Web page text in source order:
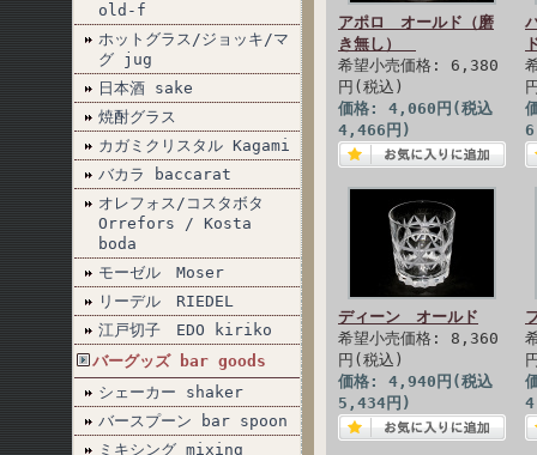
old-f
ホットグラス/ジョッキ/マ
グ jug
日本酒 sake
焼酎グラス
カガミクリスタル Kagami
バカラ baccarat
オレフォス/コスタボタ
Orrefors / Kosta
boda
モーゼル Moser
リーデル RIEDEL
江戸切子 EDO kiriko
バーグッズ bar goods
シェーカー shaker
バースプーン bar spoon
ミキシング mixing
アポロ オールド（磨
き無し）
希望小売価格: 6,380
円(税込)
価格: 4,060円(税込
4,466円)
ディーン オールド
希望小売価格: 8,360
円(税込)
価格: 4,940円(税込
5,434円)